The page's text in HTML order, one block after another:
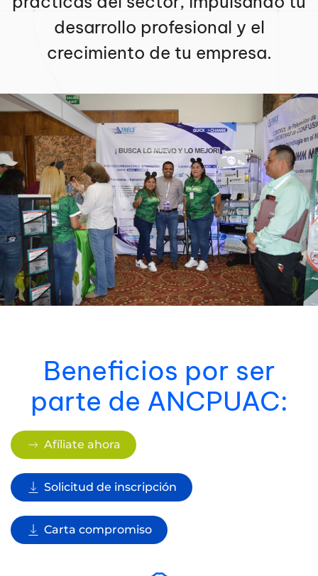
desarrollo profesional y el
crecimiento de tu empresa.
Beneficios por ser
parte de ANCPUAC:
Afíliate ahora
Solicitud de inscripción
Carta compromiso